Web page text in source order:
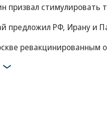
призвал
предложил РФ, Ирану и
ревакцинированным